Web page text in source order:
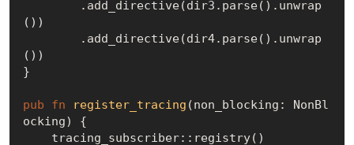
())
())
}
pub fn register_tracing (non_blocking: NonBl
ocking) {